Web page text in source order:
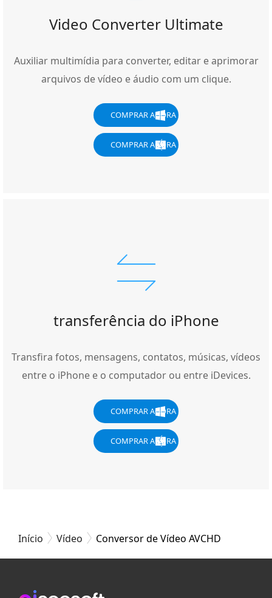
Video Converter Ultimate
Auxiliar multimídia para converter, editar e aprimorar
arquivos de vídeo e áudio com um clique.
COMPRAR AGORA
COMPRAR AGORA
transferência do iPhone
Transfira fotos, mensagens, contatos, músicas, vídeos
entre o iPhone e o computador ou entre iDevices.
COMPRAR AGORA
COMPRAR AGORA
Início Vídeo Conversor de Vídeo AVCHD